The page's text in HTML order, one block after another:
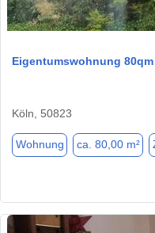
Eigentumswohnung
Köln, 50823
Wohnung ca. 80,00 m²